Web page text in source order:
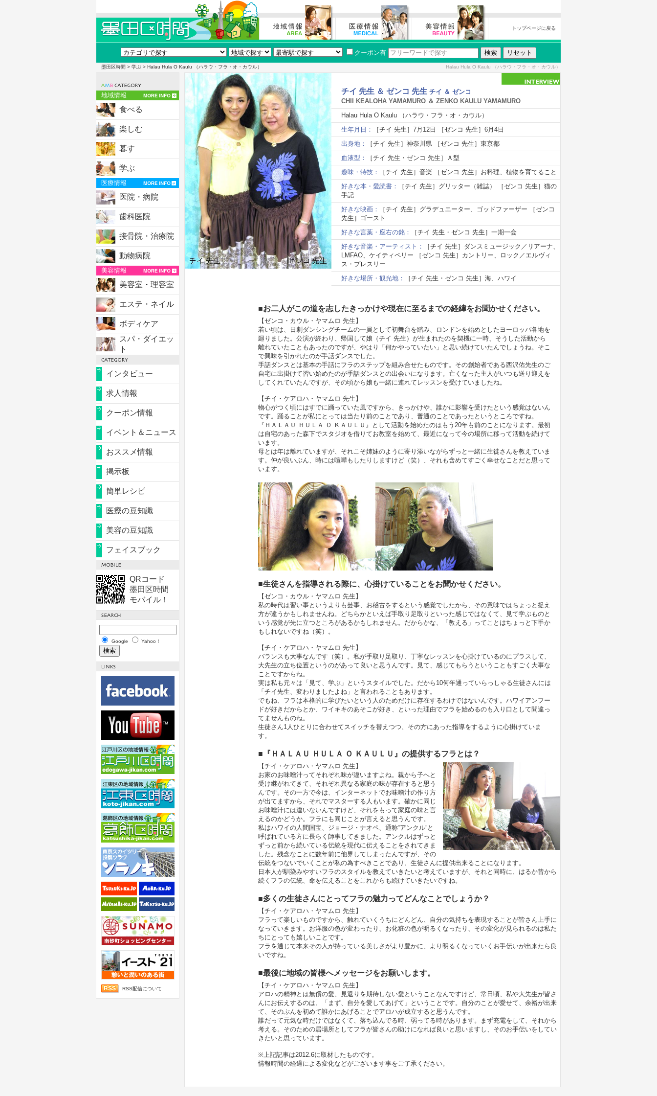
トップページに戻る
クーポン有
墨田区時間 > 学ぶ > Halau Hula O Kaulu （ハラウ・フラ・オ・カウル） Halau Hula O Kaulu （ハラウ・フラ・オ・カウル）
地域情報
食べる
楽しむ
暮す
学ぶ
医療情報
医院・病院
歯科医院
接骨院・治療院
動物病院
美容情報
美容室・理容室
エステ・ネイル
ボディケア
スパ・ダイエッ
ト
インタビュー
求人情報
クーポン情報
イベント＆ニュース
おススメ情報
掲示板
簡単レシピ
医療の豆知識
美容の豆知識
フェイスブック
QRコード
墨田区時間
モバイル！
Google Yahoo！
RSS配信について
チイ 先生 ＆ ゼンコ 先生 チイ ＆ ゼンコ
CHII KEALOHA YAMAMURO ＆ ZENKO KAULU YAMAMURO
Halau Hula O Kaulu （ハラウ・フラ・オ・カウル）
生年月日：
［チイ 先生］7月12日 ［ゼンコ 先生］6月4日
出身地：
［チイ 先生］神奈川県 ［ゼンコ 先生］東京都
血液型：
［チイ 先生・ゼンコ 先生］Ａ型
趣味・特技：
［チイ 先生］音楽 ［ゼンコ 先生］お料理、植物を育てること
好きな本・愛読書：
［チイ 先生］グリッター（雑誌） ［ゼンコ 先生］猫の
手記
好きな映画：
［チイ 先生］グラデュエーター、ゴッドファーザー ［ゼンコ
先生］ゴースト
好きな言葉・座右の銘：
［チイ 先生・ゼンコ 先生］一期一会
好きな音楽・アーティスト：
［チイ 先生］ダンスミュージック／リアーナ、
LMFAO、ケイティペリー ［ゼンコ 先生］カントリー、ロック／エルヴィ
ス・プレスリー
好きな場所・観光地：
［チイ 先生・ゼンコ 先生］海、ハワイ
■お二人がこの道を志したきっかけや現在に至るまでの経緯をお聞かせください。
【ゼンコ・カウル・ヤマムロ 先生】
若い頃は、日劇ダンシングチームの一員として初舞台を踏み、ロンドンを始めとしたヨーロッパ各地を
廻りました。公演が終わり、帰国して娘（チイ 先生）が生まれたのを契機に一時、そうした活動から
離れていたこともあったのですが、やはり「何かやっていたい」と思い続けていたんでしょうね。そこ
で興味を引かれたのが手話ダンスでした。
手話ダンスとは基本の手話にフラのステップを組み合せたものです。その創始者である西沢佑先生のご
自宅に出掛けて習い始めたのが手話ダンスとの出会いになります。亡くなった主人がいつも送り迎えを
してくれていたんですが、その頃から娘も一緒に連れてレッスンを受けていましたね。
【チイ・ケアロハ・ヤマムロ 先生】
物心がつく頃にはすでに踊っていた風ですから、きっかけや、誰かに影響を受けたという感覚はないん
です。踊ることが私にとっては当たり前のことであり、普通のことであったというところですね。
『ＨＡＬＡＵ ＨＵＬＡ Ｏ ＫＡＵＬＵ』として活動を始めたのはもう20年も前のことになります。最初
は自宅のあった森下でスタジオを借りてお教室を始めて、最近になって今の場所に移って活動を続けて
います。
母とは年は離れていますが、それこそ姉妹のように寄り添いながらずっと一緒に生徒さんを教えていま
す。仲が良いぶん、時には喧嘩もしたりしますけど（笑）、それも含めてすごく幸せなことだと思って
います。
■生徒さんを指導される際に、心掛けていることをお聞かせください。
【ゼンコ・カウル・ヤマムロ 先生】
私の時代は習い事というよりも芸事、お稽古をするという感覚でしたから、その意味ではちょっと捉え
方が違うかもしれませんね。どちらかといえば手取り足取りといった感じではなくて、見て学ぶものと
いう感覚が先に立つところがあるかもしれません。だからかな、「教える」ってことはちょっと下手か
もしれないですね（笑）。
【チイ・ケアロハ・ヤマムロ 先生】
バランスも大事なんです（笑）。私が手取り足取り、丁寧なレッスンを心掛けているのにプラスして、
大先生の立ち位置というのがあって良いと思うんです。見て、感じてもらうということもすごく大事な
ことですからね。
実は私も元々は「見て、学ぶ」というスタイルでした。だから10何年通っていらっしゃる生徒さんには
「チイ先生、変わりましたよね」と言われることもあります。
でもね、フラは本格的に学びたいという人のためだけに存在するわけではないんです。ハワイアンフー
ドが好きだからとか、ワイキキのあそこが好き、といった理由でフラを始めるのも入り口として間違っ
てませんものね。
生徒さん1人ひとりに合わせてスイッチを替えつつ、その方にあった指導をするように心掛けていま
す。
■『ＨＡＬＡＵ ＨＵＬＡ Ｏ ＫＡＵＬＵ』の提供するフラとは？
【チイ・ケアロハ・ヤマムロ 先生】
お家のお味噌汁ってそれぞれ味が違いますよね。親から子へと
受け継がれてきて、それぞれ異なる家庭の味が存在すると思う
んです。その一方で今は、インターネットでお味噌汁の作り方
が出てますから、それでマスターする人もいます。確かに同じ
お味噌汁には違いないんですけど、それをもって家庭の味と言
えるのかどうか。フラにも同じことが言えると思うんです。
私はハワイの人間国宝、ジョージ・ナオペ、通称“アンクル”と
呼ばれている方に長らく師事してきました。アンクルはずっと
ずっと前から続いている伝統を現代に伝えることをされてきま
した。残念なことに数年前に他界してしまったんですが、その
伝統をつないでいくことが私の為すべきことであり、生徒さんに提供出来ることになります。
日本人が馴染みやすいフラのスタイルを教えていきたいと考えていますが、それと同時に、はるか昔から
続くフラの伝統、命を伝えることをこれからも続けていきたいですね。
■多くの生徒さんにとってフラの魅力ってどんなことでしょうか？
【チイ・ケアロハ・ヤマムロ 先生】
フラって楽しいものですから、触れていくうちにどんどん、自分の気持ちを表現することが皆さん上手に
なっていきます。お洋服の色が変わったり、お化粧の色が明るくなったり、その変化が見られるのは私た
ちにとっても嬉しいことです。
フラを通じて本来その人が持っている美しさがより豊かに、より明るくなっていくお手伝いが出来たら良
いですね。
■最後に地域の皆様へメッセージをお願いします。
【チイ・ケアロハ・ヤマムロ 先生】
アロハの精神とは無償の愛、見返りを期待しない愛ということなんですけど、常日頃、私や大先生が皆さ
んにお伝えするのは、「まず、自分を愛してあげて」ということです。自分のことが愛せて、余裕が出来
て、そのぶんを初めて誰かにあげることでアロハが成立すると思うんです。
誰だって元気な時だけではなくて、落ち込んでる時、弱ってる時があります。まず充電をして、それから
考える。そのための居場所としてフラが皆さんの助けになれば良いと思いますし、そのお手伝いをしてい
きたいと思っています。
※上記記事は2012.6に取材したものです。
情報時間の経過による変化などがございます事をご了承ください。